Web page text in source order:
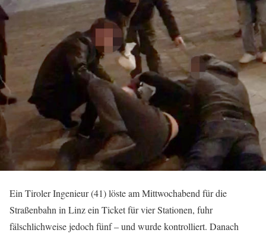
Ein Tiroler Ingenieur (41) löste am Mittwochabend für die
Straßenbahn in Linz ein Ticket für vier Stationen, fuhr
fälschlichweise jedoch fünf – und wurde kontrolliert. Danach